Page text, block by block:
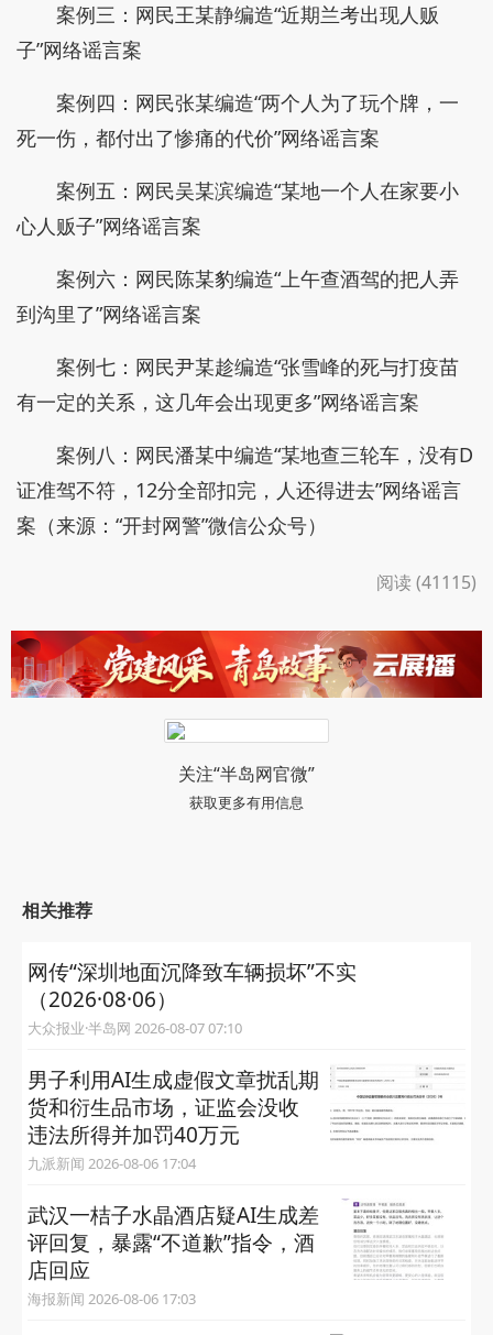
案例三：网民王某静编造“近期兰考出现人贩
子”网络谣言案
案例四：网民张某编造“两个人为了玩个牌，一
死一伤，都付出了惨痛的代价”网络谣言案
案例五：网民吴某滨编造“某地一个人在家要小
心人贩子”网络谣言案
案例六：网民陈某豹编造“上午查酒驾的把人弄
到沟里了”网络谣言案
案例七：网民尹某趁编造“张雪峰的死与打疫苗
有一定的关系，这几年会出现更多”网络谣言案
案例八：网民潘某中编造“某地查三轮车，没有D
证准驾不符，12分全部扣完，人还得进去”网络谣言
案（来源：“开封网警”微信公众号）
阅读 (41115)
关注“半岛网官微”
获取更多有用信息
相关推荐
网传“深圳地面沉降致车辆损坏”不实
（2026·08·06）
大众报业·半岛网 2026-08-07 07:10
男子利用AI生成虚假文章扰乱期
货和衍生品市场，证监会没收
违法所得并加罚40万元
九派新闻 2026-08-06 17:04
武汉一桔子水晶酒店疑AI生成差
评回复，暴露“不道歉”指令，酒
店回应
海报新闻 2026-08-06 17:03